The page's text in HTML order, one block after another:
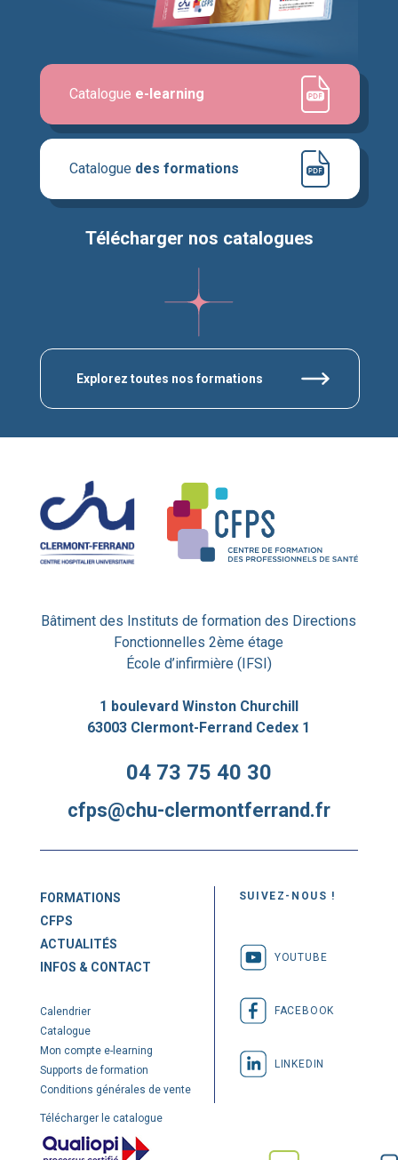
Explorez toutes nos formations
Télécharger nos catalogues
Catalogue des formations
Catalogue e-learning
Bâtiment des Instituts de formation des Directions
Fonctionnelles 2ème étage
École d’infirmière (IFSI)
1 boulevard Winston Churchill
63003 Clermont-Ferrand Cedex 1
04 73 75 40 30
cfps@chu-clermontferrand.fr
FORMATIONS
CFPS
ACTUALITÉS
INFOS & CONTACT
Calendrier
Catalogue
Mon compte e-learning
Supports de formation
Conditions générales de vente
Télécharger le catalogue
SUIVEZ-NOUS !
YOUTUBE
FACEBOOK
LINKEDIN